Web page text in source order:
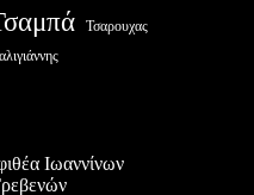
Τσαρουχας
Ιωαννίνων